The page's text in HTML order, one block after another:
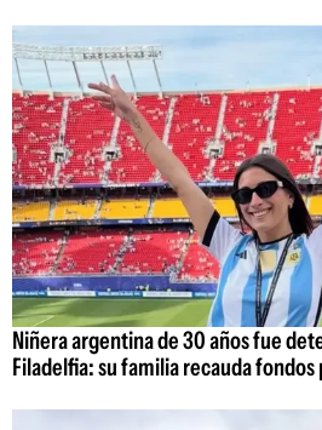
Niñera argentina de 30 años fue
Filadelfia: su familia recauda fondos